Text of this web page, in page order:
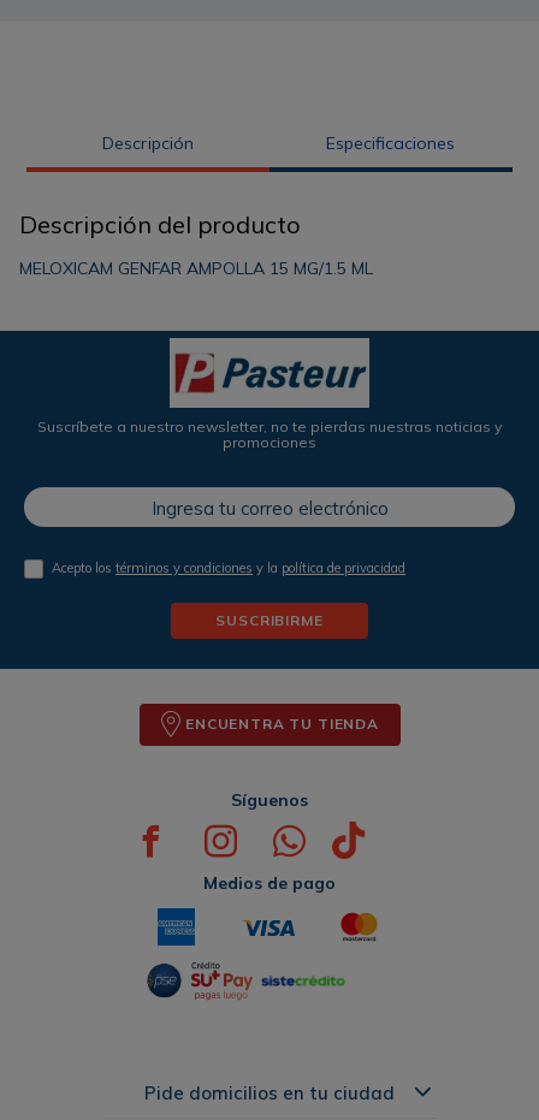
Descripción Especificaciones
Descripción del producto
MELOXICAM GENFAR AMPOLLA 15 MG/1.5 ML
Suscríbete a nuestro newsletter, no te pierdas nuestras noticias y
promociones
Acepto lostérminos y condiciones y la política de privacidad
SUSCRIBIRME
ENCUENTRA TU TIENDA
Síguenos
Medios de pago
Pide domicilios en tu ciudad